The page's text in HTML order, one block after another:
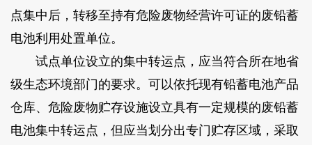
点集中后，转移至持有危险废物经营许可证的废铅蓄
电池利用处置单位。
试点单位设立的集中转运点，应当符合所在地省
级生态环境部门的要求。可以依托现有铅蓄电池产品
仓库、危险废物贮存设施设立具有一定规模的废铅蓄
电池集中转运点，但应当划分出专门贮存区域，采取